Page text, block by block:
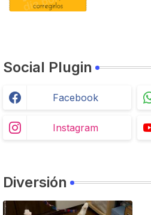
Social Plugin
Facebook
Instagram
Diversión